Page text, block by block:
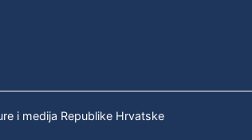
i medija Republike Hrvatske